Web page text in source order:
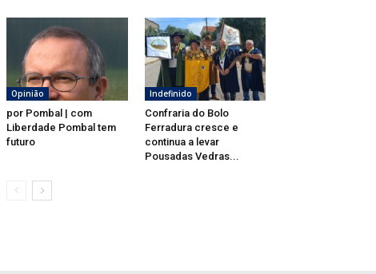
Opinião
por Pombal | com
Liberdade Pombal tem
futuro
Indefinido
Confraria do Bolo
Ferradura cresce e
continua a levar
Pousadas Vedras...